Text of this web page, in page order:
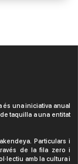
és una iniciativa anual
taquilla a una entitat
Particulars i
de la fila zero i
amb la cultura i